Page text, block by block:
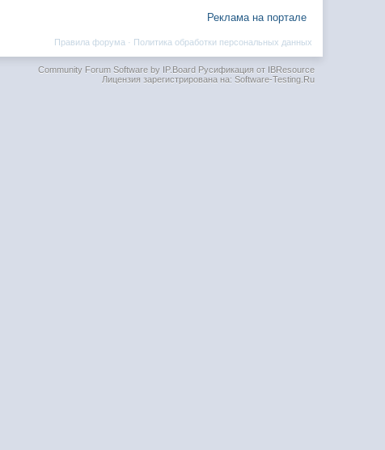
Реклама на портале
Политика обработки персональных данных
Правила форума ·
Community Forum Software by IP.BoardРусификация от IBResource
Лицензия зарегистрирована на: Software-Testing.Ru